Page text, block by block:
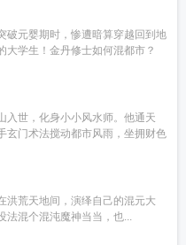
破元婴期时，惨遭暗算穿越回到地
大学生！金丹修士如何混都市？
入世，化身小小风水师。他通天
玄门术法搅动都市风雨，坐拥财色
洪荒天地间，演绎自己的混元大
法混个混沌魔神当当，也...